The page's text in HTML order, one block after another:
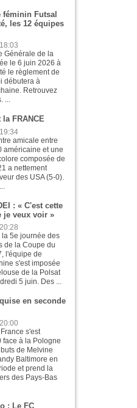
féminin Futsal
les 12 équipes
Générale de la
le 6 juin 2026 à
le règlement de
débutera à
Retrouvez
...
FRANCE
amicale entre
américaine et une
composée de
a nettement
des USA (5-0).
: « C'est cette
je veux voir »
la 5e journée des
de la Coupe du
l'équipe de
s'est imposée
de la Polsat
5 juin. Des ...
en seconde
s'est
face à la Pologne
de Melvine
Baltimore en
et prend la
des Pays-Bas
: Le FC